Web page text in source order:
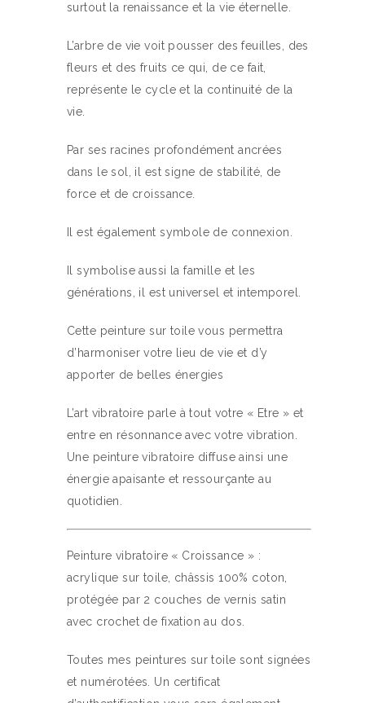
surtout la renaissance et la vie éternelle.
L’arbre de vie voit pousser des feuilles, des
fleurs et des fruits ce qui, de ce fait,
représente le cycle et la continuité de la
vie.
Par ses racines profondément ancrées
dans le sol, il est signe de stabilité, de
force et de croissance.
Il est également symbole de connexion.
Il symbolise aussi la famille et les
générations, il est universel et intemporel.
Cette peinture sur toile vous permettra
d’harmoniser votre lieu de vie et d’y
apporter de belles énergies
L’art vibratoire parle à tout votre « Etre » et
entre en résonnance avec votre vibration.
Une peinture vibratoire diffuse ainsi une
énergie apaisante et ressourçante au
quotidien.
Peinture vibratoire « Croissance » :
acrylique sur toile, châssis 100% coton,
protégée par 2 couches de vernis satin
avec crochet de fixation au dos.
Toutes mes peintures sur toile sont signées
et numérotées. Un certificat